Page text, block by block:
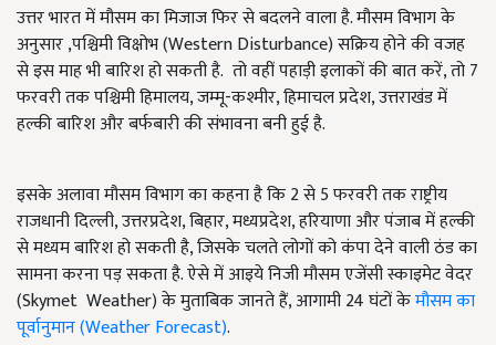
उत्तर भारत में मौसम का मिजाज फिर से बदलने वाला है. मौसम विभाग के
अनुसार ,पश्चिमी विक्षोभ (Western Disturbance) सक्रिय होने की वजह
से इस माह भी बारिश हो सकती है. तो वहीं पहाड़ी इलाकों की बात करें, तो 7
फरवरी तक पश्चिमी हिमालय, जम्मू-कश्मीर, हिमाचल प्रदेश, उत्तराखंड में
हल्की बारिश और बर्फबारी की संभावना बनी हुई है.
इसके अलावा मौसम विभाग का कहना है कि 2 से 5 फरवरी तक राष्ट्रीय
राजधानी दिल्ली, उत्तरप्रदेश, बिहार, मध्यप्रदेश, हरियाणा और पंजाब में हल्की
से मध्यम बारिश हो सकती है, जिसके चलते लोगों को कंपा देने वाली ठंड का
सामना करना पड़ सकता है. ऐसे में आइये निजी मौसम एजेंसी स्काइमेट वेदर
(Skymet Weather) के मुताबिक जानते हैं, आगामी 24 घंटों केमौसम का
पूर्वानुमान (Weather Forecast).